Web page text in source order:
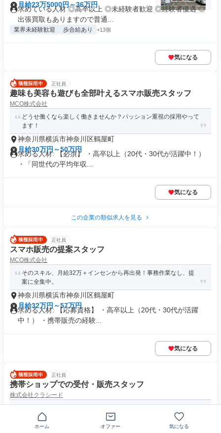
月給23万5000円～36万円
求めている人材 ◎高卒以上 ◎未経験者歓迎 ◎経験者優遇 ◎
出張買取もありますので普通...
業界未経験歓迎 歩合給あり +13個
気になる
正社員
趣味も美容も遊びも全部叶えるスマホ販売スタッフ
MCO株式会社
どうせ働くなら楽しく働きませんか？パッション重視の採用やって
ます！
神奈川県横浜市神奈川区鶴屋町
月給30万円～50万円
求める人材: 【必須】 ・高卒以上（20代・30代が活躍中！）
・「同世代の平均年収...
気になる
この企業の類似求人を見る
正社員
スマホ販売の提案スタッフ
MCO株式会社
そのスキル、月給32万＋インセンから再出発！事務作業なし、提
案に全集中。
神奈川県横浜市神奈川区鶴屋町
月給32万円～57万円
求める人材: 【応募資格】 ・高卒以上（20代・30代が活躍
中！） ・携帯販売の経験...
気になる
正社員
携帯ショップでの受付・販売スタッフ
株式会社クラシード
ホーム オファー 気になる